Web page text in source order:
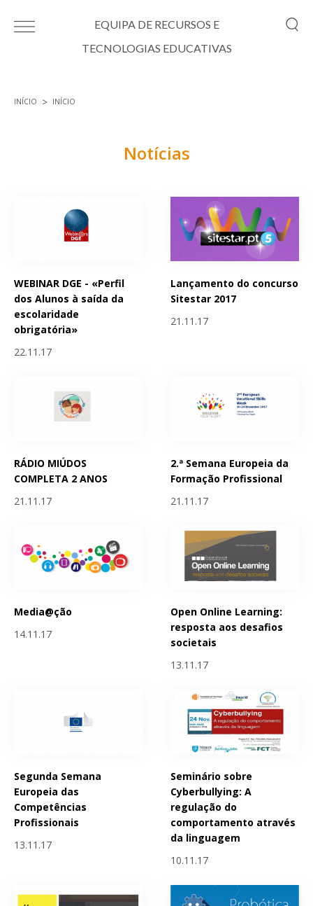
EQUIPA DE RECURSOS E
TECNOLOGIAS EDUCATIVAS
INÍCIO INÍCIO
Notícias
WEBINAR DGE - «Perfil
dos Alunos à saída da
escolaridade
obrigatória»
22.11.17
Lançamento do concurso
Sitestar 2017
21.11.17
RÁDIO MIÚDOS
COMPLETA 2 ANOS
21.11.17
2.ª Semana Europeia da
Formação Profissional
21.11.17
Media@ção
14.11.17
Open Online Learning:
resposta aos desafios
societais
13.11.17
Segunda Semana
Europeia das
Competências
Profissionais
13.11.17
Seminário sobre
Cyberbullying: A
regulação do
comportamento através
da linguagem
10.11.17
Páginas